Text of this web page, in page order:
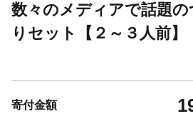
数々のメディアで話題
りセット【２～３人前】
寄付金額